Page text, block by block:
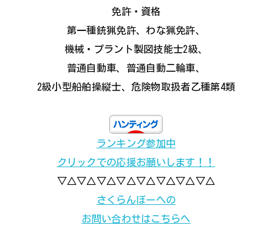
免許・資格
第一種銃猟免許、わな猟免許、
機械・プラント製図技能士2級、
普通自動車、普通自動二輪車、
2級小型船舶操縦士、危険物取扱者乙種第4類
ランキング参加中
クリックでの応援お願いします！！
▽△▽△▽△▽△▽△▽△▽△▽△
さくらんぼーへの
お問い合わせはこちらへ